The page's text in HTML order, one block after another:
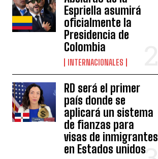
Espriella asumirá
oficialmente la
Presidencia de
Colombia
INTERNACIONALES
RD será el primer
país donde se
aplicará un sistema
de fianzas para
visas de inmigrantes
en Estados unidos